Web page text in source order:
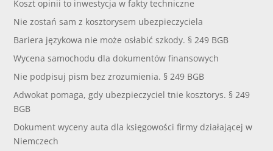
Koszt opinii to inwestycja w fakty techniczne
Nie zostań sam z kosztorysem ubezpieczyciela
Bariera językowa nie może osłabić szkody. § 249 BGB
Wycena samochodu dla dokumentów finansowych
Nie podpisuj pism bez zrozumienia. § 249 BGB
Adwokat pomaga, gdy ubezpieczyciel tnie kosztorys. § 249
BGB
Dokument wyceny auta dla księgowości firmy działającej w
Niemczech